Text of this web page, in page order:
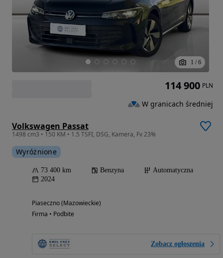
1 / 6
Volkswagen Passat
1498 cm3 • 150 KM • 1.5 TSFI, DSG, Kamera, Fv 23%
Wyróżnione
73 400 km Benzyna
Automatyczna
2024
Piaseczno (Mazowieckie)
Firma • Podbite
Zobacz ogłoszenia
114 900 PLN
W granicach średniej